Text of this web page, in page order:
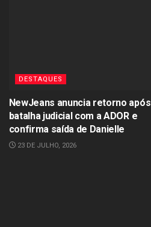
DESTAQUES
NewJeans anuncia retorno após
batalha judicial com a ADOR e
confirma saída de Danielle
23 DE JULHO, 2026